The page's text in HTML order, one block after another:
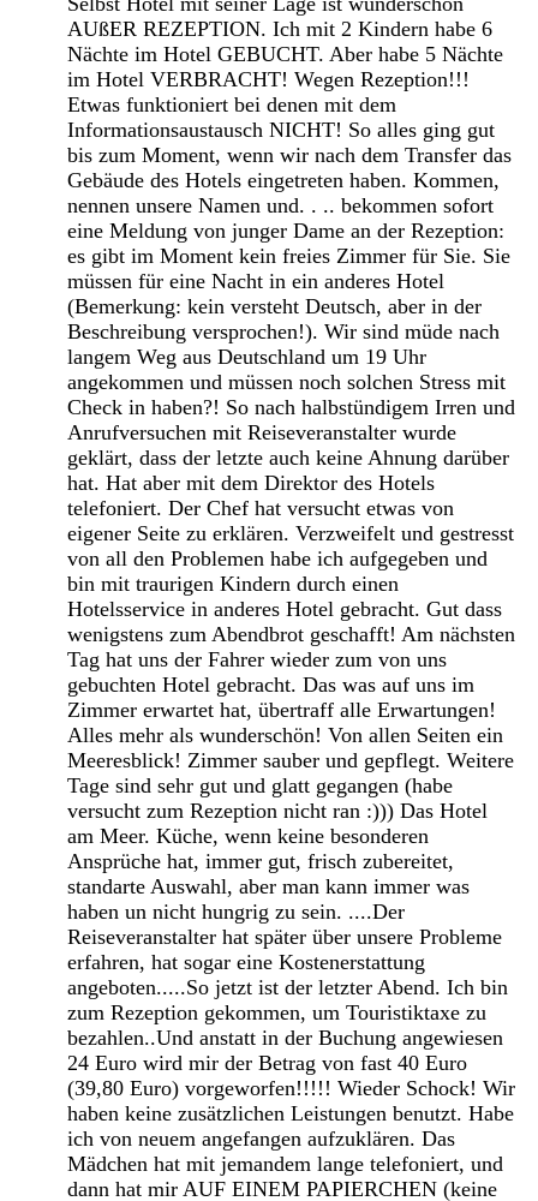
AUßER REZEPTION. Ich mit 2 Kindern habe 6
Nächte im Hotel GEBUCHT. Aber habe 5 Nächte
im Hotel VERBRACHT! Wegen Rezeption!!!
Etwas funktioniert bei denen mit dem
Informationsaustausch NICHT! So alles ging gut
bis zum Moment, wenn wir nach dem Transfer das
Gebäude des Hotels eingetreten haben. Kommen,
nennen unsere Namen und. . .. bekommen sofort
eine Meldung von junger Dame an der Rezeption:
es gibt im Moment kein freies Zimmer für Sie. Sie
müssen für eine Nacht in ein anderes Hotel
(Bemerkung: kein versteht Deutsch, aber in der
Beschreibung versprochen!). Wir sind müde nach
langem Weg aus Deutschland um 19 Uhr
angekommen und müssen noch solchen Stress mit
Check in haben?! So nach halbstündigem Irren und
Anrufversuchen mit Reiseveranstalter wurde
geklärt, dass der letzte auch keine Ahnung darüber
hat. Hat aber mit dem Direktor des Hotels
telefoniert. Der Chef hat versucht etwas von
eigener Seite zu erklären. Verzweifelt und gestresst
von all den Problemen habe ich aufgegeben und
bin mit traurigen Kindern durch einen
Hotelsservice in anderes Hotel gebracht. Gut dass
wenigstens zum Abendbrot geschafft! Am nächsten
Tag hat uns der Fahrer wieder zum von uns
gebuchten Hotel gebracht. Das was auf uns im
Zimmer erwartet hat, übertraff alle Erwartungen!
Alles mehr als wunderschön! Von allen Seiten ein
Meeresblick! Zimmer sauber und gepflegt. Weitere
Tage sind sehr gut und glatt gegangen (habe
versucht zum Rezeption nicht ran :))) Das Hotel
am Meer. Küche, wenn keine besonderen
Ansprüche hat, immer gut, frisch zubereitet,
standarte Auswahl, aber man kann immer was
haben un nicht hungrig zu sein. ....Der
Reiseveranstalter hat später über unsere Probleme
erfahren, hat sogar eine Kostenerstattung
angeboten.....So jetzt ist der letzter Abend. Ich bin
zum Rezeption gekommen, um Touristiktaxe zu
bezahlen..Und anstatt in der Buchung angewiesen
24 Euro wird mir der Betrag von fast 40 Euro
(39,80 Euro) vorgeworfen!!!!! Wieder Schock! Wir
haben keine zusätzlichen Leistungen benutzt. Habe
ich von neuem angefangen aufzuklären. Das
Mädchen hat mit jemandem lange telefoniert, und
dann hat mir AUF EINEM PAPIERCHEN (keine